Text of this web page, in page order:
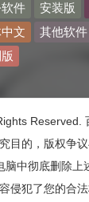
件
安装版
文
其他软件
Reserved.
的，版权争
中彻底删除上
侵犯了您的合